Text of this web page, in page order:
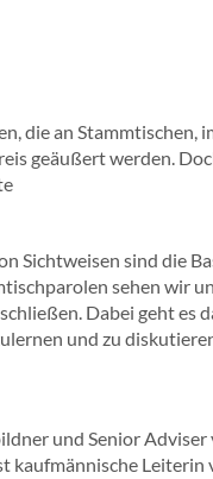
die an Stammtischen,
geäußert werden.
Sichtweisen sind die
sehen wir
Dabei geht es
und zu
und Senior
kaufmännische Leiterin